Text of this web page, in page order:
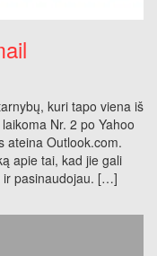
kuri tapo viena iš
Nr. 2 po Yahoo
ateina Outlook.com.
apie tai, kad jie gali
ir pasinaudojau. […]